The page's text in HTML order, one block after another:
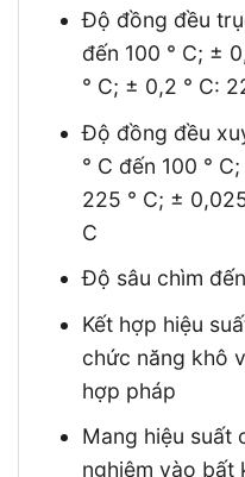
Độ đồng đều
đến 100 ° C; ±
° C; ± 0,2 ° C:
Độ đồng đều
° C đến 100 °
225 ° C; ±
C
Độ sâu chìm
Kết hợp hiệu
chức năng khô
hợp pháp
Mang hiệu suất
nghiệm vào bất